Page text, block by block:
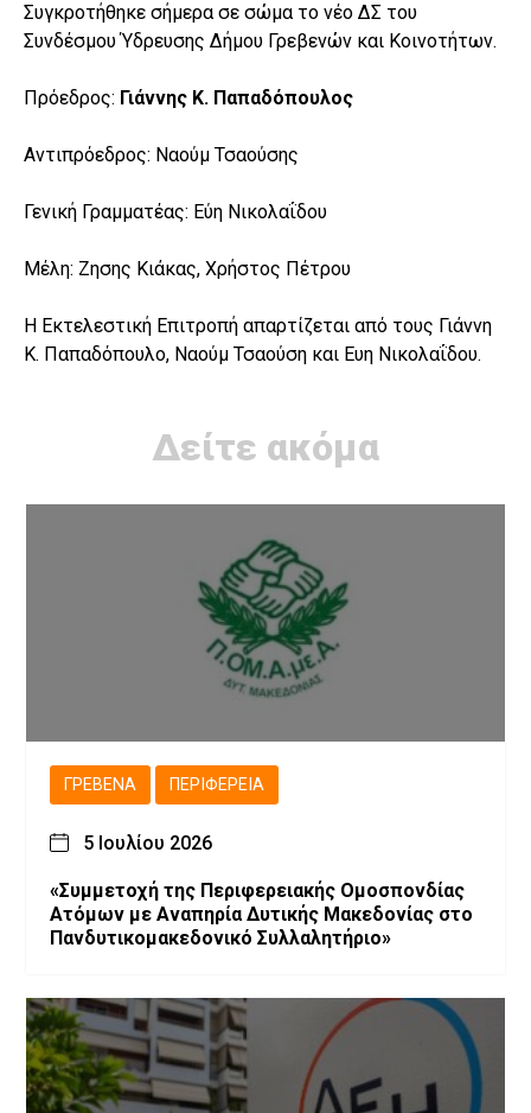
Συγκροτήθηκε σήμερα σε σώμα το νέο ΔΣ του
Συνδέσμου Ύδρευσης Δήμου Γρεβενών και Κοινοτήτων.
Πρόεδρος: Γιάννης Κ. Παπαδόπουλος
Αντιπρόεδρος: Ναούμ Τσαούσης
Γενική Γραμματέας: Εύη Νικολαΐδου
Μέλη: Ζησης Κιάκας, Χρήστος Πέτρου
Η Εκτελεστική Επιτροπή απαρτίζεται από τους Γιάννη
Κ. Παπαδόπουλο, Ναούμ Τσαούση και Ευη Νικολαΐδου.
Δείτε ακόμα
ΓΡΕΒΕΝΆ ΠΕΡΙΦΈΡΕΙΑ
5 Ιουλίου 2026
«Συμμετοχή της Περιφερειακής Ομοσπονδίας
Ατόμων με Αναπηρία Δυτικής Μακεδονίας στο
Πανδυτικομακεδονικό Συλλαλητήριο»